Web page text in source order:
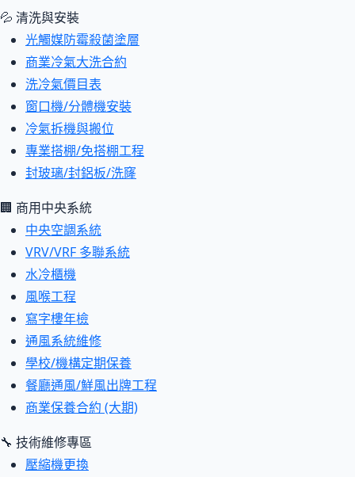
💦 清洗與安裝
光觸媒防霉殺菌塗層
商業冷氣大洗合約
洗冷氣價目表
窗口機/分體機安裝
冷氣拆機與搬位
專業搭棚/免搭棚工程
封玻璃/封鋁板/洗窿
🏢 商用中央系統
中央空調系統
VRV/VRF 多聯系統
水冷櫃機
風喉工程
寫字樓年檢
通風系統維修
學校/機構定期保養
餐廳通風/鮮風出牌工程
商業保養合約 (大期)
🔧 技術維修專區
壓縮機更換